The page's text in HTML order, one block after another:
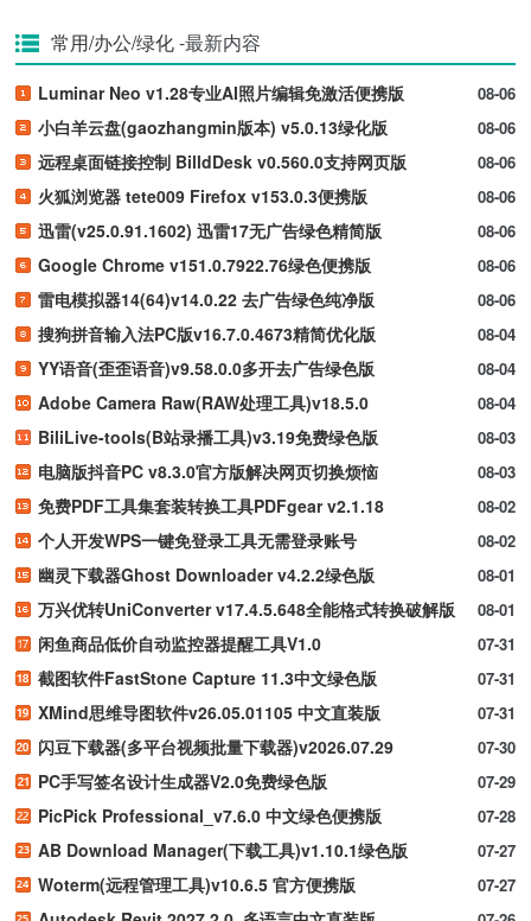
常用/办公/绿化-最新内容
08-06
Luminar Neo v1.28专业AI照片编辑免激活便携版
08-06
小白羊云盘(gaozhangmin版本) v5.0.13绿化版
08-06
远程桌面链接控制 BilldDesk v0.560.0支持网页版
08-06
火狐浏览器 tete009 Firefox v153.0.3便携版
08-06
迅雷(v25.0.91.1602) 迅雷17无广告绿色精简版
08-06
Google Chrome v151.0.7922.76绿色便携版
08-06
雷电模拟器14(64)v14.0.22 去广告绿色纯净版
08-04
搜狗拼音输入法PC版v16.7.0.4673精简优化版
08-04
YY语音(歪歪语音)v9.58.0.0多开去广告绿色版
08-04
Adobe Camera Raw(RAW处理工具)v18.5.0
08-03
BiliLive-tools(B站录播工具)v3.19免费绿色版
08-03
电脑版抖音PC v8.3.0官方版解决网页切换烦恼
08-02
免费PDF工具集套装转换工具PDFgear v2.1.18
08-02
个人开发WPS一键免登录工具无需登录账号
08-01
幽灵下载器Ghost Downloader v4.2.2绿色版
08-01
万兴优转UniConverter v17.4.5.648全能格式转换破解版
07-31
闲鱼商品低价自动监控器提醒工具V1.0
07-31
截图软件FastStone Capture 11.3中文绿色版
07-31
XMind思维导图软件v26.05.01105 中文直装版
07-30
闪豆下载器(多平台视频批量下载器)v2026.07.29
07-29
PC手写签名设计生成器V2.0免费绿色版
07-28
PicPick Professional_v7.6.0 中文绿色便携版
07-27
AB Download Manager(下载工具)v1.10.1绿色版
07-27
Woterm(远程管理工具)v10.6.5 官方便携版